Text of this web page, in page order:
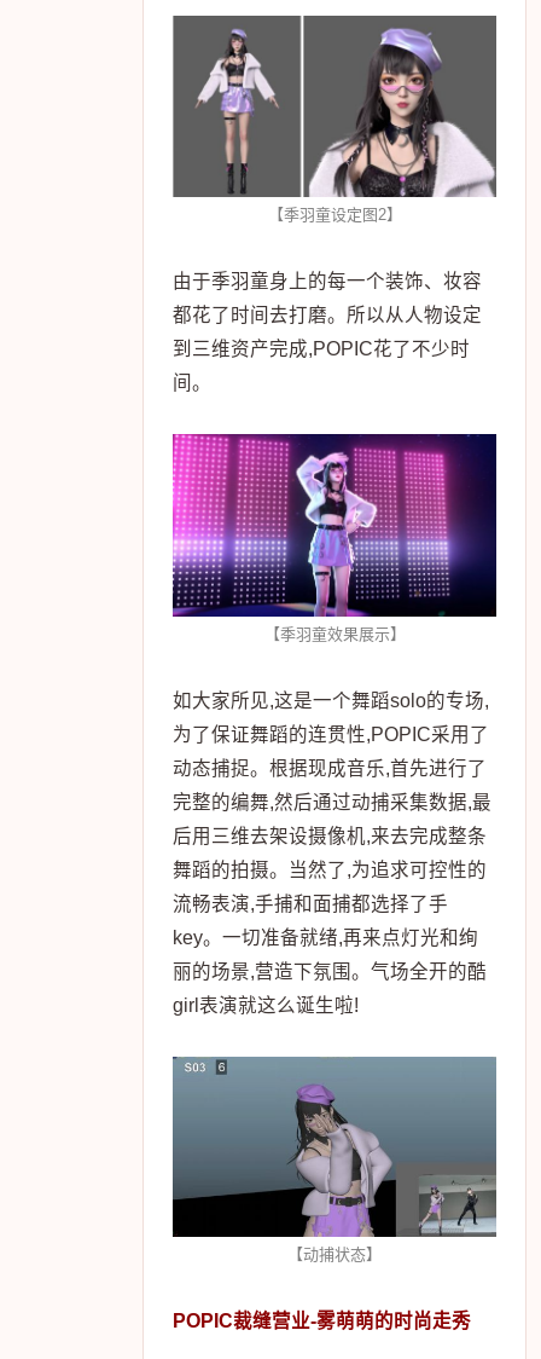
【季羽童设定图2】
由于季羽童身上的每一个装饰、妆容
都花了时间去打磨。所以从人物设定
到三维资产完成,POPIC花了不少时
间。
【季羽童效果展示】
如大家所见,这是一个舞蹈solo的专场,
为了保证舞蹈的连贯性,POPIC采用了
动态捕捉。根据现成音乐,首先进行了
完整的编舞,然后通过动捕采集数据,最
后用三维去架设摄像机,来去完成整条
舞蹈的拍摄。当然了,为追求可控性的
流畅表演,手捕和面捕都选择了手
key。一切准备就绪,再来点灯光和绚
丽的场景,营造下氛围。气场全开的酷
girl表演就这么诞生啦!
【动捕状态】
POPIC裁缝营业-雾萌萌的时尚走秀